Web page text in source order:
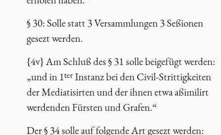
§ 30: Solle statt 3 Versammlungen 3 Seßionen
gesezt werden.
{4v} Am Schluß des § 31 solle beigefügt werden:
„und in 1terInstanz bei den Civil-Strittigkeiten
der Mediatisirten und der ihnen etwa aßimilirt
werdenden Fürsten und Grafen.“
Der § 34 solle auf folgende Art gesezt werden: